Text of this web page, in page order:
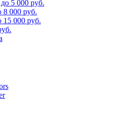
5 000 руб.
8 000 руб.
15 000 руб.